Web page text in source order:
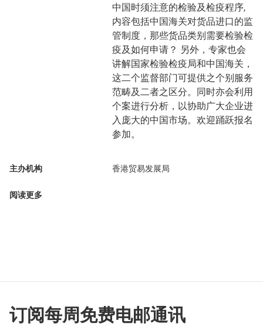
中国时须注意的检验及检疫程序,
内容包括中国海关对货品进口的监
管制度，那些货品类别需要检验检
疫及如何申请？ 另外，专家也会
讲解国家检验检疫局和中国海关，
这二个监督部门可提供之个别服务
范畴及二者之区分。同时亦会利用
个案进行分析，以协助广大企业进
入庞大的中国市场。欢迎踊跃报名
参加。
主办机构 香港贸易发展局
阅读更多
订阅每周免费电邮通讯